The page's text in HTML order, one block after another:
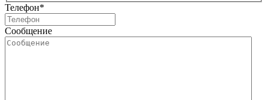
Телефон*
Сообщение